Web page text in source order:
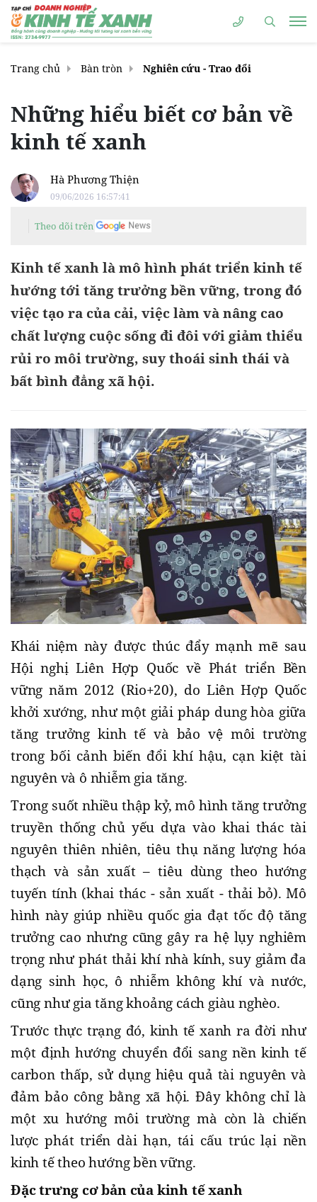
Trang chủ Bàn tròn Nghiên cứu - Trao đổi
Những hiểu biết cơ bản về
kinh tế xanh
Hà Phương Thiện
09/06/2026 16:57:41
Theo dõi trên
Kinh tế xanh là mô hình phát triển kinh tế
hướng tới tăng trưởng bền vững, trong đó
việc tạo ra của cải, việc làm và nâng cao
chất lượng cuộc sống đi đôi với giảm thiểu
rủi ro môi trường, suy thoái sinh thái và
bất bình đẳng xã hội.
Khái niệm này được thúc đẩy mạnh mẽ sau
Hội nghị Liên Hợp Quốc về Phát triển Bền
vững năm 2012 (Rio+20), do Liên Hợp Quốc
khởi xướng, như một giải pháp dung hòa giữa
tăng trưởng kinh tế và bảo vệ môi trường
trong bối cảnh biến đổi khí hậu, cạn kiệt tài
nguyên và ô nhiễm gia tăng.
Trong suốt nhiều thập kỷ, mô hình tăng trưởng
truyền thống chủ yếu dựa vào khai thác tài
nguyên thiên nhiên, tiêu thụ năng lượng hóa
thạch và sản xuất – tiêu dùng theo hướng
tuyến tính (khai thác - sản xuất - thải bỏ). Mô
hình này giúp nhiều quốc gia đạt tốc độ tăng
trưởng cao nhưng cũng gây ra hệ lụy nghiêm
trọng như phát thải khí nhà kính, suy giảm đa
dạng sinh học, ô nhiễm không khí và nước,
cũng như gia tăng khoảng cách giàu nghèo.
Trước thực trạng đó, kinh tế xanh ra đời như
một định hướng chuyển đổi sang nền kinh tế
carbon thấp, sử dụng hiệu quả tài nguyên và
đảm bảo công bằng xã hội. Đây không chỉ là
một xu hướng môi trường mà còn là chiến
lược phát triển dài hạn, tái cấu trúc lại nền
kinh tế theo hướng bền vững.
Đặc trưng cơ bản của kinh tế xanh